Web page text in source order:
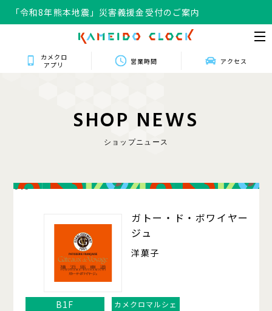
「令和8年熊本地震」災害義援金受付のご案内
カメクロ
アプリ
営業時間 アクセス
SHOP NEWS
ショップニュース
016
ガトー・ド・ボワイヤー
ジュ
洋菓子
B1F カメクロマルシェ